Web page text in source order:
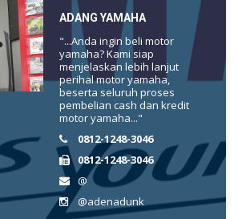
ADANG YAMAHA
"...Anda ingin beli motor
yamaha? Kami siap
menjelaskan lebih lanjut
perihal motor yamaha,
beserta seluruh proses
pembelian cash dan kredit
motor yamaha..."
0812-1248-3046
0812-1248-3046
@
@adenadunk